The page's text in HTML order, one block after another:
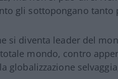
gli sottopongano
si diventa leader del
mondo, contro
globalizzazione